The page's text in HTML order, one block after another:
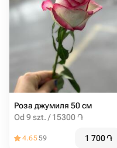
Роза джумиля 50 см
Od 9 szt. / 15300 ֏
4.6559 1 700֏